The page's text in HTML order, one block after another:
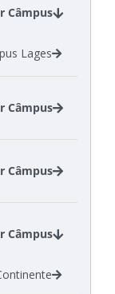
Câmpus
Lages
Câmpus
Itajaí
Câmpus
- Centro
Câmpus